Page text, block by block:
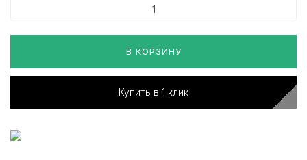
В КОРЗИНУ
Купить в 1 клик